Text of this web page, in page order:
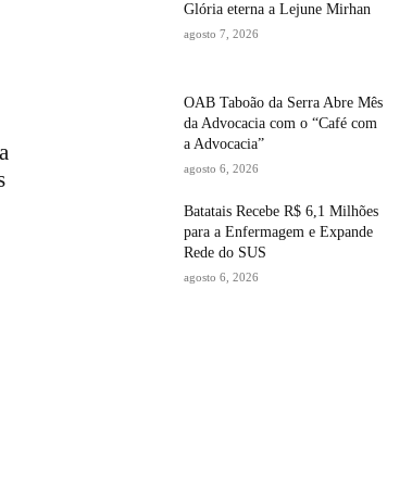
Glória eterna a Lejune Mirhan
agosto 7, 2026
OAB Taboão da Serra Abre Mês
da Advocacia com o “Café com
a Advocacia”
agosto 6, 2026
Batatais Recebe R$ 6,1 Milhões
para a Enfermagem e Expande
Rede do SUS
agosto 6, 2026